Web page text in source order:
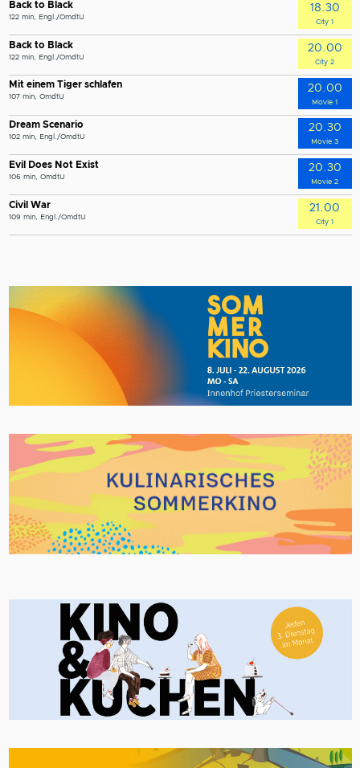
Back to Black
122 min, Engl./OmdtU
18.30
City 1
Back to Black
122 min, Engl./OmdtU
20.00
City 2
Mit einem Tiger schlafen
107 min, OmdtU
20.00
Movie 1
Dream Scenario
102 min, Engl./OmdtU
20.30
Movie 3
Evil Does Not Exist
106 min, OmdtU
20.30
Movie 2
Civil War
109 min, Engl./OmdtU
21.00
City 1